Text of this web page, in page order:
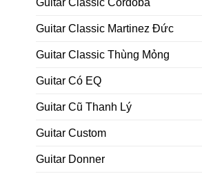
Guitar Classic Martinez Đức
Guitar Classic Thùng Mỏng
Guitar Có EQ
Guitar Cũ Thanh Lý
Guitar Custom
Guitar Donner